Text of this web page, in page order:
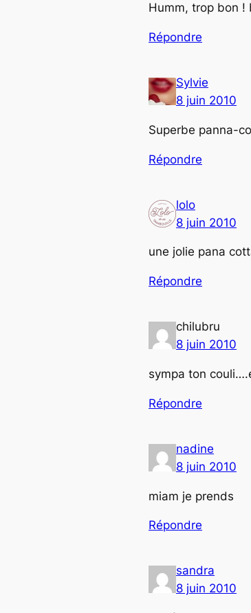
Humm, trop bon !
Répondre
Sylvie
8 juin 2010
Superbe panna-
Répondre
lolo
8 juin 2010
une jolie pana
Répondre
chilubru
8 juin 2010
sympa ton
Répondre
nadine
8 juin 2010
miam je prends
Répondre
sandra
8 juin 2010